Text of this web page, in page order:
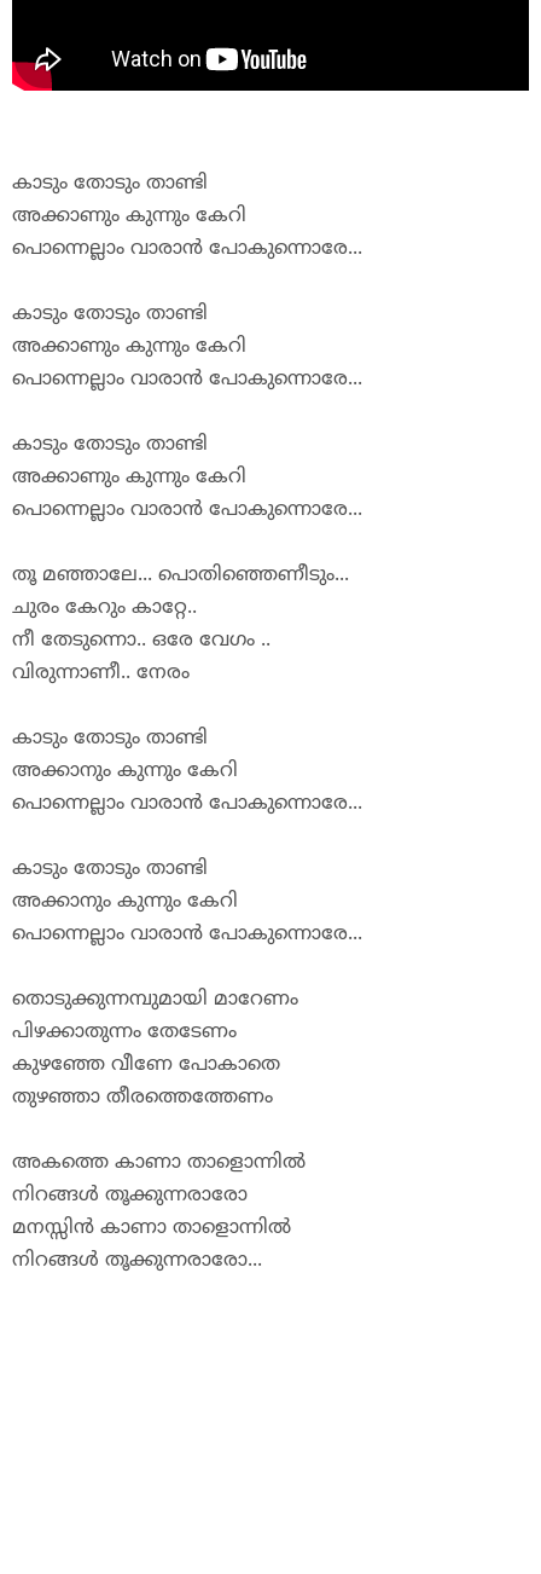
കാടും തോടും താണ്ടി
അക്കാണും കുന്നും കേറി
പൊന്നെല്ലാം വാരാൻ പോകുന്നൊരേ...
കാടും തോടും താണ്ടി
അക്കാണും കുന്നും കേറി
പൊന്നെല്ലാം വാരാൻ പോകുന്നൊരേ...
കാടും തോടും താണ്ടി
അക്കാണും കുന്നും കേറി
പൊന്നെല്ലാം വാരാൻ പോകുന്നൊരേ...
തൂ മഞ്ഞാലേ... പൊതിഞ്ഞെണീടും...
ചുരം കേറും കാറ്റേ..
നീ തേടുന്നൊ.. ഒരേ വേഗം ..
വിരുന്നാണീ.. നേരം
കാടും തോടും താണ്ടി
അക്കാനും കുന്നും കേറി
പൊന്നെല്ലാം വാരാൻ പോകുന്നൊരേ...
കാടും തോടും താണ്ടി
അക്കാനും കുന്നും കേറി
പൊന്നെല്ലാം വാരാൻ പോകുന്നൊരേ...
തൊടുക്കുന്നമ്പുമായി മാറേണം
പിഴക്കാതുന്നം തേടേണം
കുഴഞ്ഞേ വീണേ പോകാതെ
തുഴഞ്ഞാ തീരത്തെത്തേണം
അകത്തെ കാണാ താളൊന്നിൽ
നിറങ്ങൾ തൂക്കുന്നരാരോ
മനസ്സിൻ കാണാ താളൊന്നിൽ
നിറങ്ങൾ തൂക്കുന്നരാരോ...